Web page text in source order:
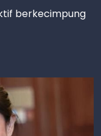
berkecimpung